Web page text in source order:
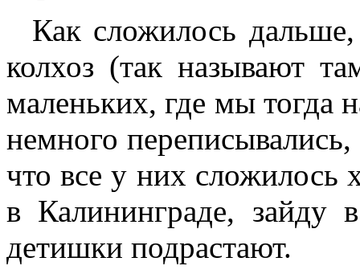
Как сложилось
колхоз (так называют
маленьких, где мы тогда
немного
что все у них
в Калининграде, зайду
детишки подрастают.